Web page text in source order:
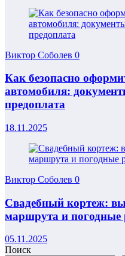
Виктор Соболев 0
Как безопасно
автомобиля:
предоплата
18.11.2025
Виктор Соболев 0
Свадебный кортеж:
маршрута и погодные
05.11.2025
Поиск